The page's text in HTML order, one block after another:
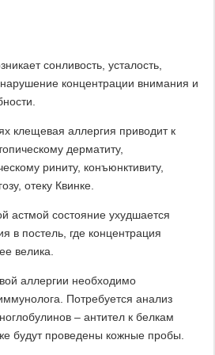
сонливость, усталость,
концентрации внимания и
клещевая аллергия приводит к
дерматиту,
риниту, конъюнктивиту,
отеку Квинке.
астмой состояние ухудшается
в постель, где концентрация
велика.
аллергии необходимо
Потребуется анализ
– антител к белкам
будут проведены кожные пробы.